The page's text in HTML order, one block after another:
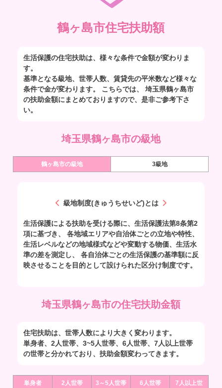
鶴ヶ島市住宅扶助額
生活保護の住宅扶助は、様々な条件で金額が変わりま
す。
基準となる級地、世帯人数、賃貸先の平米数など様々な
条件で金が変わります。 こちらでは、 埼玉県鶴ヶ島市
の扶助金額にまとめておりますので、是非ご参考下さ
い。
埼玉県鶴ヶ島市の級地
鶴ヶ島市の級地 3級地
級地制度(きゅうちせいど)とは
生活保護による扶助を受ける際に、生活保護法第8条第2
項に基づき、 各地域エリアや自治体ごとの立地や特性、
生活レベルなどの地域様式などや変動する物価、生活水
準の差を測定し、 各自治体ごとの生活保護の基準額に反
映させることを目的として設けられた区分け制度です。
埼玉県鶴ヶ島市の住宅扶助金額
住宅扶助は、世帯人数により大きく変わります。
単身者、2人世帯、3~5人世帯、6人世帯、7人以上世帯
の世帯と分かれており、扶助金額変わってきます。
単身者 2人世帯 3～5人世帯 6人世帯
7人以上世